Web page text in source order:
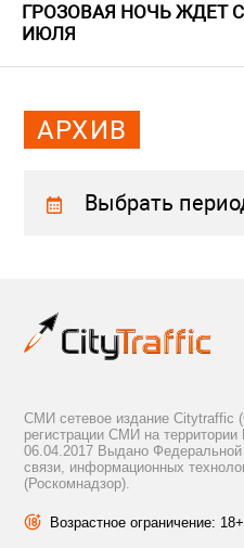
ГРОЗОВАЯ НОЧЬ ЖДЕТ
ИЮЛЯ
АРХИВ
Выбрать
СМИ сетевое издание Citytraffic
регистрации СМИ на
06.04.2017 Выдано
связи, информационных
(Роскомнадзор).
Возрастное ограничение: 18+